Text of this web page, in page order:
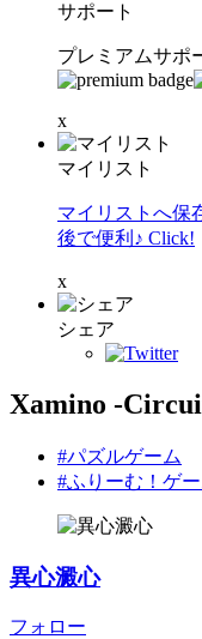
サポート
プレミアムサポ
x
マイリスト
マイリストへ保
後で便利♪ Click!
x
シェア
Xamino -
#パズルゲーム
#ふりーむ！ゲ
異心澱心
フォロー